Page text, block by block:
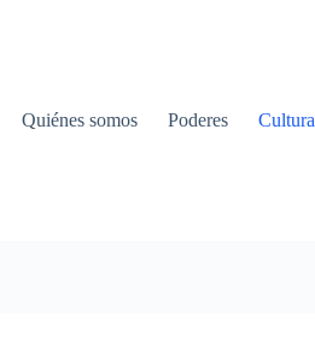
Quiénes somos Poderes Cultura